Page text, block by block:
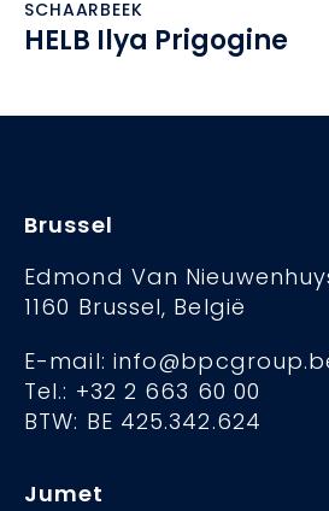
SCHAARBEEK
HELB Ilya Prigogine
Brussel
Edmond Van
1160 Brussel, België
E-mail:
Tel.: +32 2 663 60 00
BTW: BE 425.342.624
Jumet